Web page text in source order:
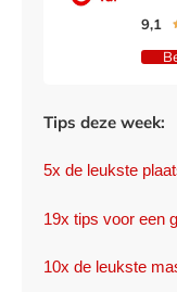
9,1
Tips deze week:
5x de leukste
19x tips voor een
10x de leukste